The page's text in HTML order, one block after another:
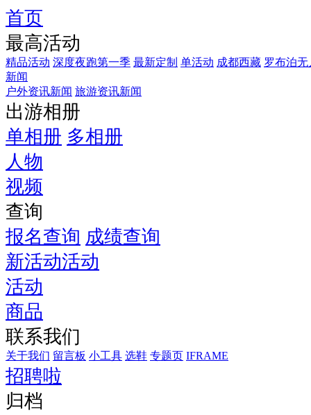
首页
最高活动
精品活动 深度夜跑第一季 最新定制 单活动 成都西藏 罗布泊
新闻
户外资讯新闻 旅游资讯新闻
出游相册
单相册 多相册
人物
视频
查询
报名查询 成绩查询
新活动活动
活动
商品
联系我们
关于我们 留言板 小工具 选鞋 专题页 IFRAME
招聘啦
归档